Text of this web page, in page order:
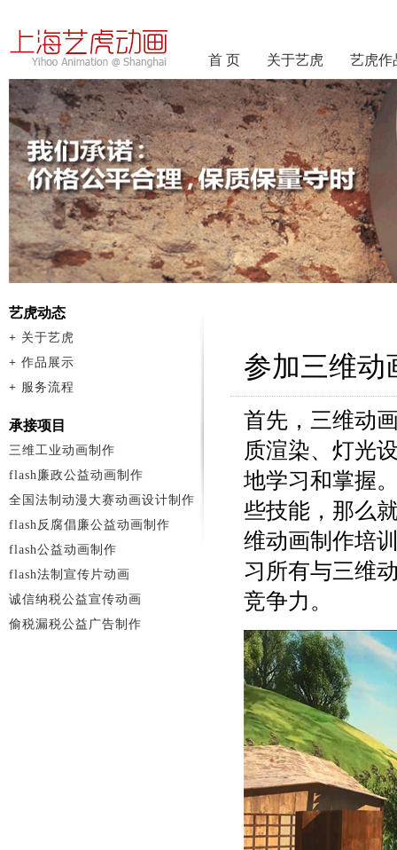
首 页 关于艺虎 艺虎作
参加三维动
首先，三维动
质渲染、灯光
地学习和掌握
些技能，那么
维动画制作培
习所有与三维
竞争力。
艺虎动态
+ 关于艺虎
+ 作品展示
+ 服务流程
承接项目
三维工业动画制作
flash廉政公益动画制作
全国法制动漫大赛动画设计制作
flash反腐倡廉公益动画制作
flash公益动画制作
flash法制宣传片动画
诚信纳税公益宣传动画
偷税漏税公益广告制作